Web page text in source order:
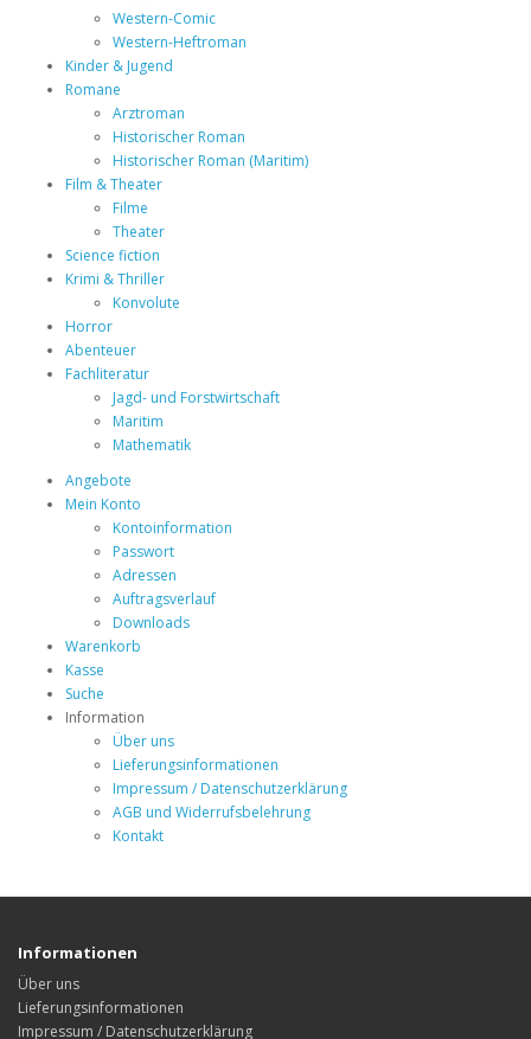
Western-Comic
Western-Heftroman
Kinder & Jugend
Romane
Arztroman
Historischer Roman
Historischer Roman (Maritim)
Film & Theater
Filme
Theater
Science fiction
Krimi & Thriller
Konvolute
Horror
Abenteuer
Fachliteratur
Jagd- und Forstwirtschaft
Maritim
Mathematik
Angebote
Mein Konto
Kontoinformation
Passwort
Adressen
Auftragsverlauf
Downloads
Warenkorb
Kasse
Suche
Information
Über uns
Lieferungsinformationen
Impressum / Datenschutzerklärung
AGB und Widerrufsbelehrung
Kontakt
Informationen
Über uns
Lieferungsinformationen
Impressum / Datenschutzerklärung